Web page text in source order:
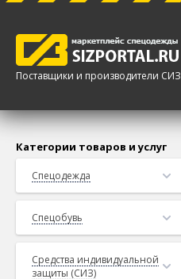
Поставщики и производители СИЗ
Категории товаров и услуг
Спецодежда
Спецобувь
Средства индивидуальной
защиты (СИЗ)